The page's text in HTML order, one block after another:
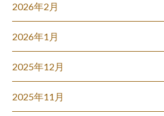
2026年2月
2026年1月
2025年12月
2025年11月